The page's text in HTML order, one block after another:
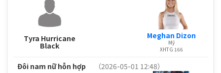
Tyra Hurricane
Black
Meghan Dizon
Mỹ
XHTG 166
Đôi nam nữ hỗn hợp （2026-05-01 12:48）